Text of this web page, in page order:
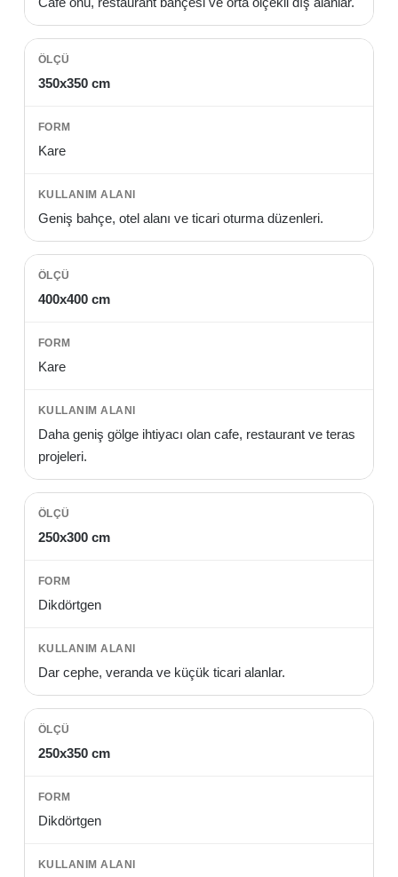
350x350 cm
Kare
Geniş bahçe, otel alanı ve ticari oturma düzenleri.
400x400 cm
Kare
Daha geniş gölge ihtiyacı olan cafe, restaurant ve teras
projeleri.
250x300 cm
Dikdörtgen
Dar cephe, veranda ve küçük ticari alanlar.
250x350 cm
Dikdörtgen